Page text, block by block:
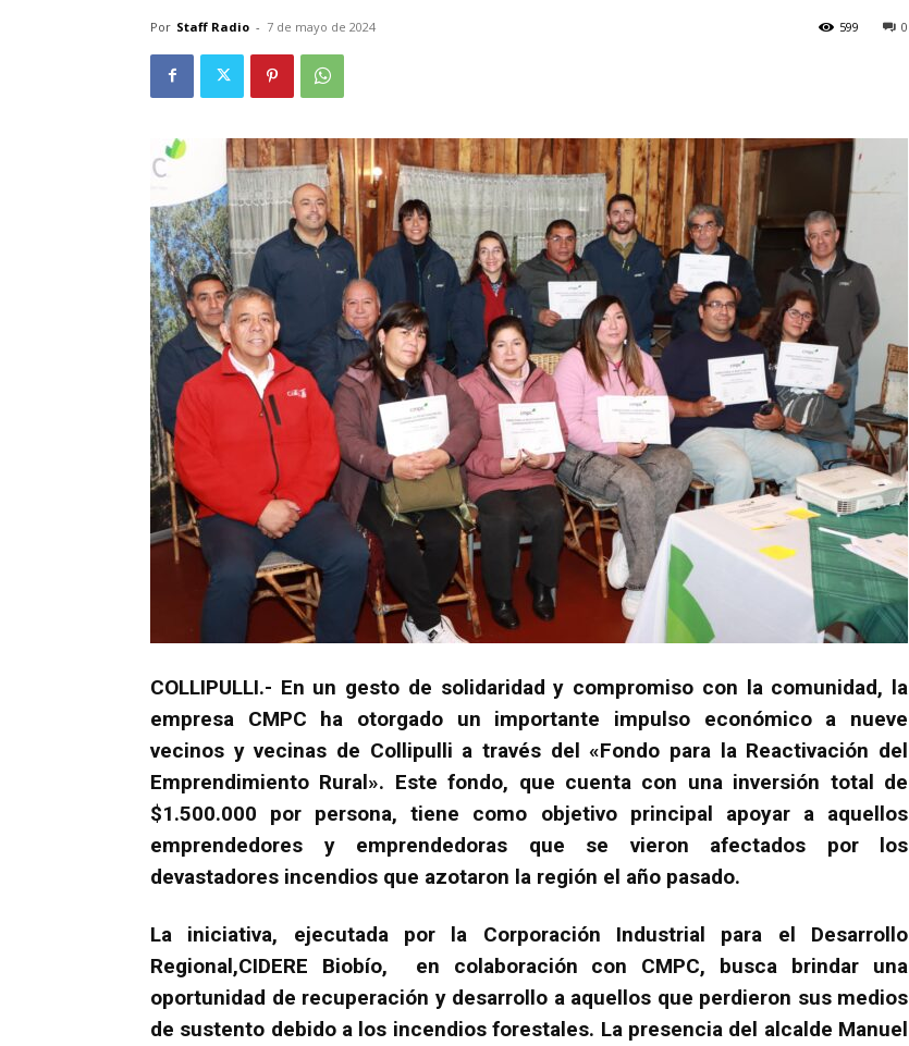
Por Staff Radio - 7 de mayo de 2024 0
599
COLLIPULLI.- En un gesto de solidaridad y compromiso con la comunidad, la
empresa CMPC ha otorgado un importante impulso económico a nueve
vecinos y vecinas de Collipulli a través del «Fondo para la Reactivación del
Emprendimiento Rural». Este fondo, que cuenta con una inversión total de
$1.500.000 por persona, tiene como objetivo principal apoyar a aquellos
emprendedores y emprendedoras que se vieron afectados por los
devastadores incendios que azotaron la región el año pasado.
La iniciativa, ejecutada por la Corporación Industrial para el Desarrollo
Regional,CIDERE Biobío, en colaboración con CMPC, busca brindar una
oportunidad de recuperación y desarrollo a aquellos que perdieron sus medios
de sustento debido a los incendios forestales. La presencia del alcalde Manuel